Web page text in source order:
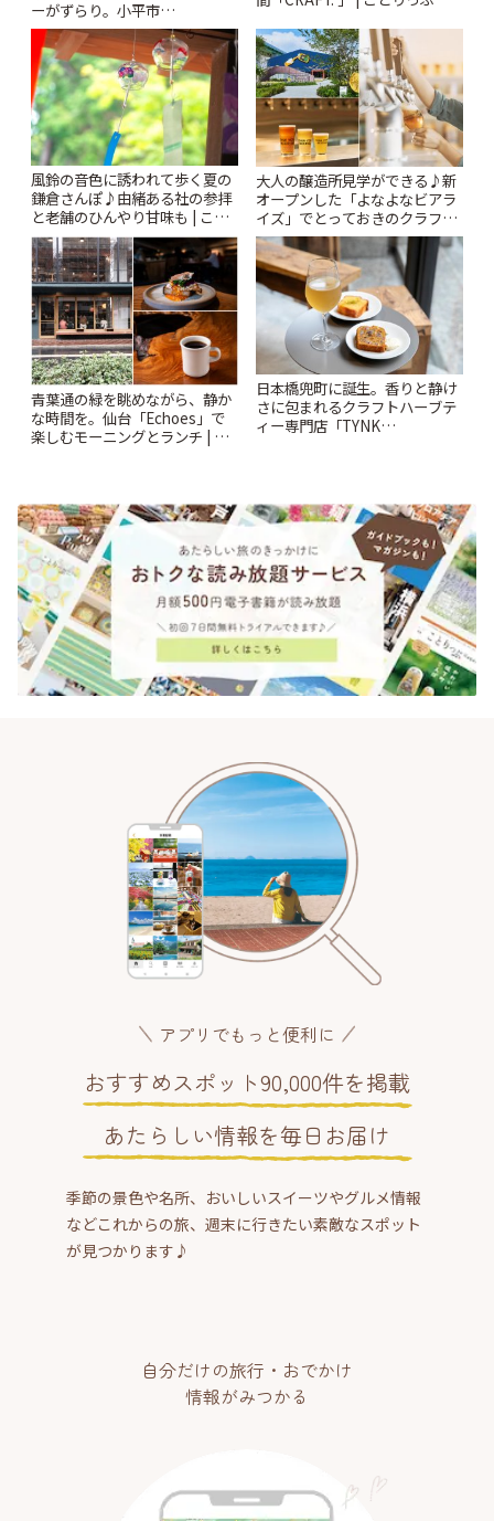
ーがずらり。小平市
「Kimamaya T&K」 | ことりっ
ぷ
風鈴の音色に誘われて歩く夏の
鎌倉さんぽ♪由緒ある社の参拝
と老舗のひんやり甘味も | こと
りっぷ
大人の醸造所見学ができる♪新
オープンした「よなよなビアラ
イズ」でとっておきのクラフト
ビール体験 | ことりっぷ
青葉通の緑を眺めながら、静か
な時間を。仙台「Echoes」で
楽しむモーニングとランチ | こ
日本橋兜町に誕生。香りと静け
さに包まれるクラフトハーブテ
ィー専門店「TYNK
アプリでもっと便利に
おすすめスポット90,000件を掲載
あたらしい情報を毎日お届け
季節の景色や名所、おいしいスイーツやグルメ情報
などこれからの旅、週末に行きたい素敵なスポット
が見つかります♪
自分だけの旅行・おでかけ
情報がみつかる